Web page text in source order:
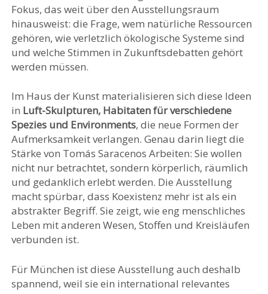
Fokus, das weit über den Ausstellungsraum
hinausweist: die Frage, wem natürliche Ressourcen
gehören, wie verletzlich ökologische Systeme sind
und welche Stimmen in Zukunftsdebatten gehört
werden müssen.
Im Haus der Kunst materialisieren sich diese Ideen
in Luft-Skulpturen, Habitaten für verschiedene
Spezies und Environments, die neue Formen der
Aufmerksamkeit verlangen. Genau darin liegt die
Stärke von Tomás Saracenos Arbeiten: Sie wollen
nicht nur betrachtet, sondern körperlich, räumlich
und gedanklich erlebt werden. Die Ausstellung
macht spürbar, dass Koexistenz mehr ist als ein
abstrakter Begriff. Sie zeigt, wie eng menschliches
Leben mit anderen Wesen, Stoffen und Kreisläufen
verbunden ist.
Für München ist diese Ausstellung auch deshalb
spannend, weil sie ein international relevantes